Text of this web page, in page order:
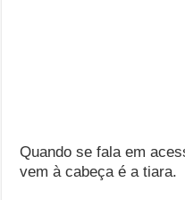
Quando se fala em
vem à cabeça é a tiara.